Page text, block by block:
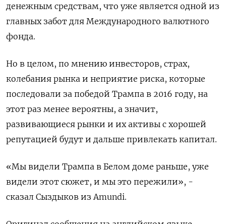
денежным средствам, что уже является одной из
главных забот для Международного валютного
фонда.
Но в целом, по мнению инвесторов, страх,
колебания рынка и неприятие риска, которые
последовали за победой Трампа в 2016 году, на
этот раз менее вероятны, а значит,
развивающиеся рынки и их активы с хорошей
репутацией будут и дальше привлекать капитал.
«Мы видели Трампа в Белом доме раньше, уже
видели этот сюжет, и мы это пережили», -
сказал Сыздыков из Amundi.